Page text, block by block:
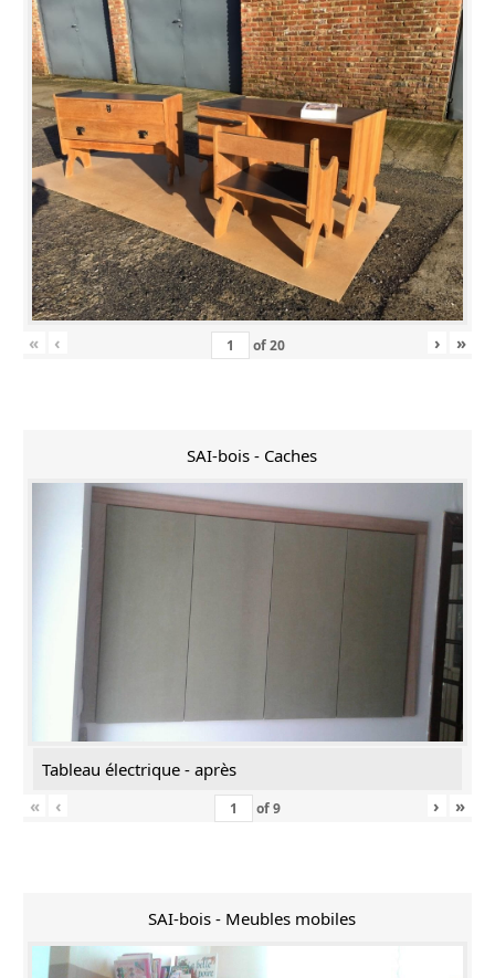
« ‹ of20 › »
SAI-bois - Caches
Tableau électrique - après
«
‹ of9 › »
SAI-bois - Meubles mobiles